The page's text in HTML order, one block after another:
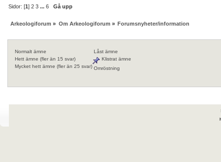
Sidor: [1]2 3 ...6 Gå upp
Arkeologiforum » Om Arkeologiforum » Forumsnyheter/information
Normalt ämne
Hett ämne (fler än 15 svar)
Mycket hett ämne (fler än 25 svar)
Låst ämne
Klistrat ämne
Omröstning